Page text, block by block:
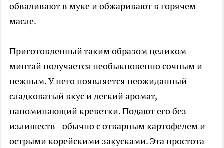
обваливают в муке и обжаривают в горячем
масле.
Приготовленный таким образом целиком
минтай получается необыкновенно сочным и
нежным. У него появляется неожиданный
сладковатый вкус и легкий аромат,
напоминающий креветки. Подают его без
излишеств - обычно с отварным картофелем и
острыми корейскими закусками. Эта простота